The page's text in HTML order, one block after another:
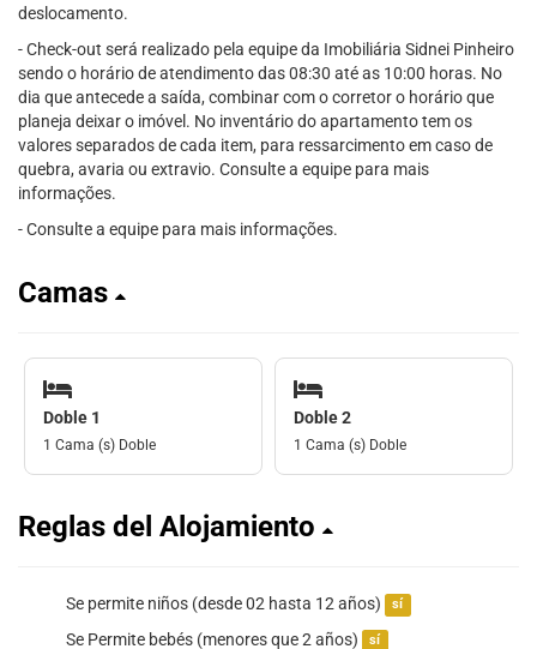
deslocamento.
- Check-out será realizado pela equipe da Imobiliária Sidnei Pinheiro
sendo o horário de atendimento das 08:30 até as 10:00 horas. No
dia que antecede a saída, combinar com o corretor o horário que
planeja deixar o imóvel. No inventário do apartamento tem os
valores separados de cada item, para ressarcimento em caso de
quebra, avaria ou extravio. Consulte a equipe para mais
informações.
- Consulte a equipe para mais informações.
Camas
Doble 1
1 Cama (s) Doble
Doble 2
1 Cama (s) Doble
Reglas del Alojamiento
Se permite niños (desde 02 hasta 12 años) sí
Se Permite bebés (menores que 2 años) sí